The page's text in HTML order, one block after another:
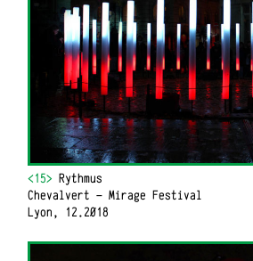
<15>Rythmus
Chevalvert - Mirage Festival
Lyon, 12.2018